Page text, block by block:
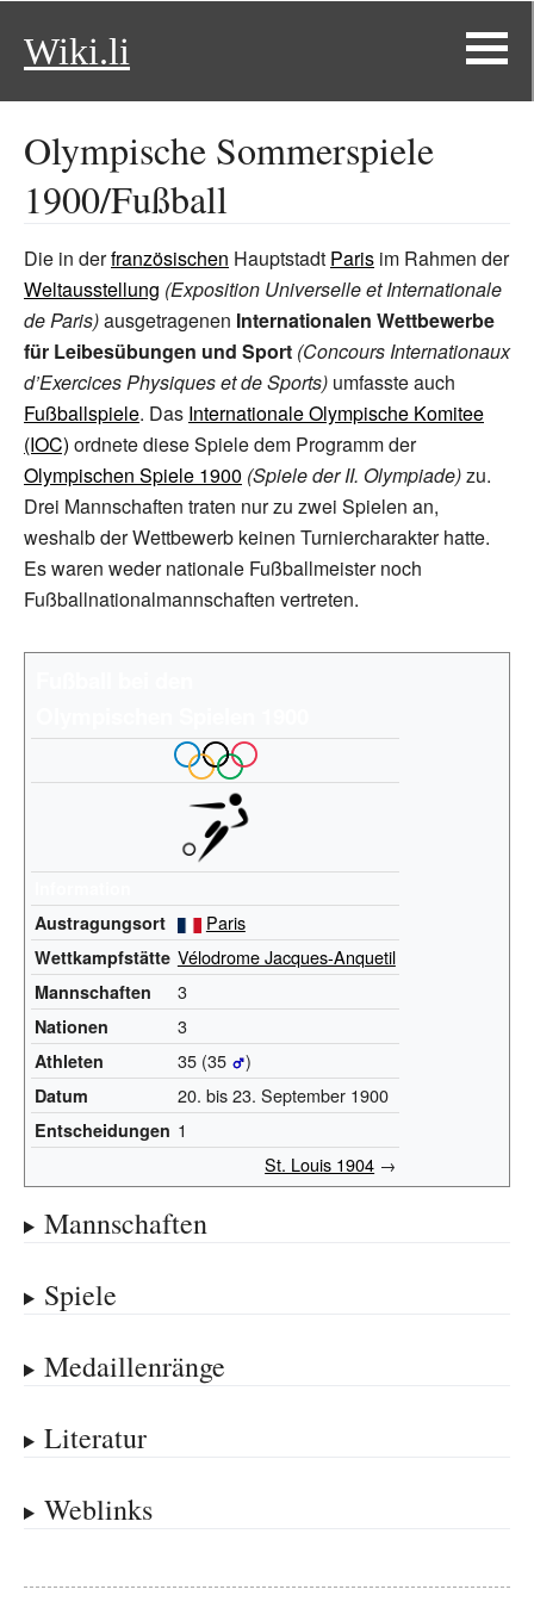
Wiki.li
Olympische Sommerspiele
1900/Fußball
Die in derfranzösischen Hauptstadt Paris im Rahmen der
Weltausstellung (Exposition Universelle et Internationale
de Paris)ausgetragenen Internationalen Wettbewerbe
für Leibesübungen und Sport (Concours Internationaux
d’Exercices Physiques et de Sports) umfasste auch
Fußballspiele. Das Internationale Olympische Komitee
(IOC) ordnete diese Spiele dem Programm der
Olympischen Spiele 1900 (Spiele der II. Olympiade)zu.
Drei Mannschaften traten nur zu zwei Spielen an,
weshalb der Wettbewerb keinen Turniercharakter hatte.
Es waren weder nationale Fußballmeister noch
Fußballnationalmannschaften vertreten.
Austragungsort
Paris
Wettkampfstätte Vélodrome Jacques-Anquetil
Mannschaften 3
Nationen 3
Athleten 35 (35 )
Datum 20. bis 23. September 1900
Entscheidungen 1
St. Louis 1904 →
Mannschaften
Spiele
Medaillenränge
Literatur
Weblinks